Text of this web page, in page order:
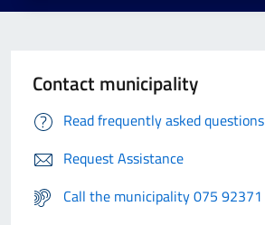
Contact municipality
Read frequently asked questions
Request Assistance
Call the municipality 075 92371